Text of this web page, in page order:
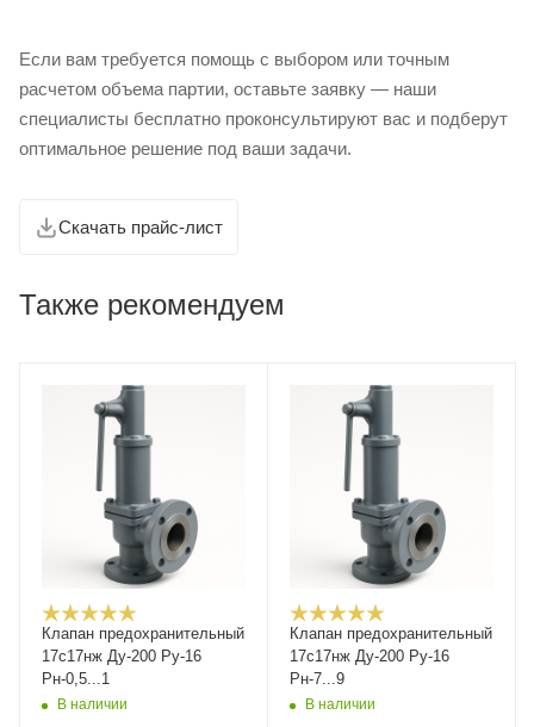
Если вам требуется помощь с выбором или точным
расчетом объема партии, оставьте заявку — наши
специалисты бесплатно проконсультируют вас и подберут
оптимальное решение под ваши задачи.
Скачать прайс-лист
Также рекомендуем
Клапан предохранительный
17с17нж Ду-200 Ру-16
Рн-0,5...1
В наличии
Клапан предохранительный
17с17нж Ду-200 Ру-16
Рн-7...9
В наличии